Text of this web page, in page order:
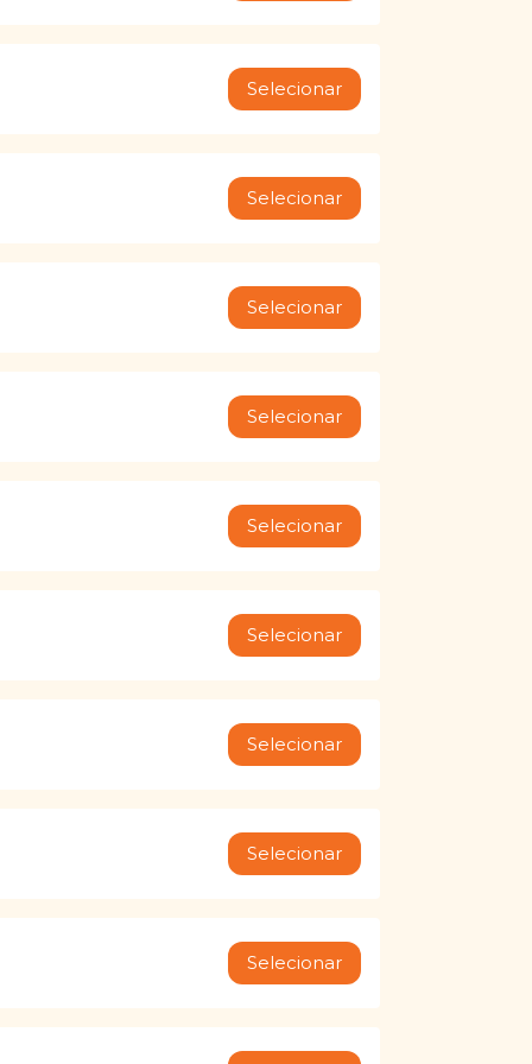
Selecionar
Selecionar
Selecionar
Selecionar
Selecionar
Selecionar
Selecionar
Selecionar
Selecionar